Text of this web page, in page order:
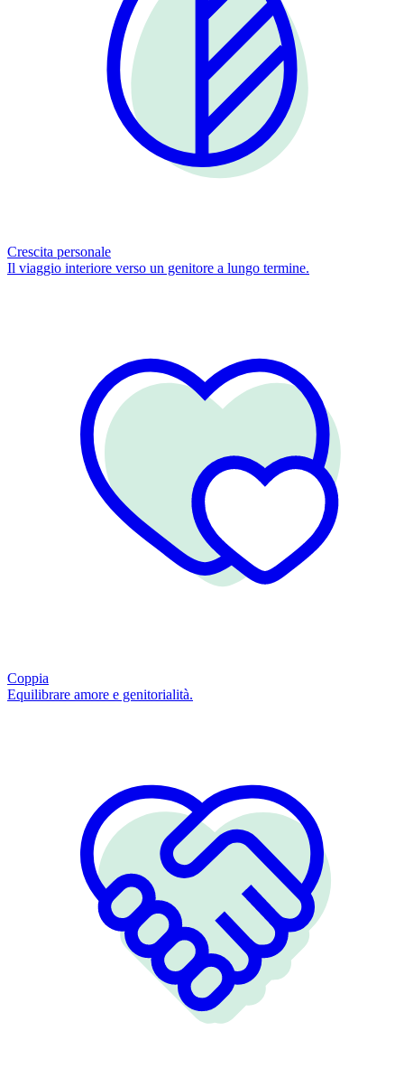
Crescita personale
Il viaggio interiore verso un genitore a lungo termine.
Coppia
Equilibrare amore e genitorialità.